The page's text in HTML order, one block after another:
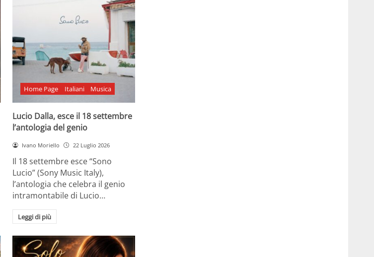
Home Page Italiani Musica
Lucio Dalla, esce il 18 settembre
l’antologia del genio
Ivano Moriello 22 Luglio 2026
Il 18 settembre esce “Sono
Lucio” (Sony Music Italy),
l’antologia che celebra il genio
intramontabile di Lucio…
Leggi di più